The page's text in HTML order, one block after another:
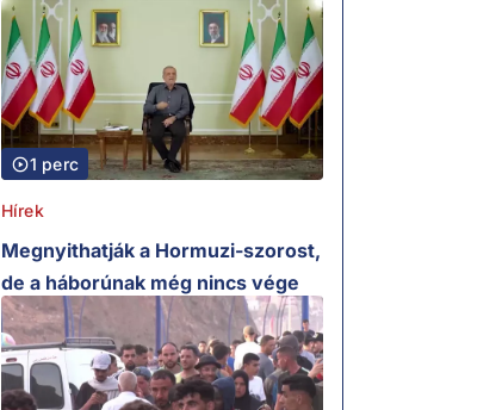
1 perc
Hírek
Megnyithatják a Hormuzi-szorost,
de a háborúnak még nincs vége